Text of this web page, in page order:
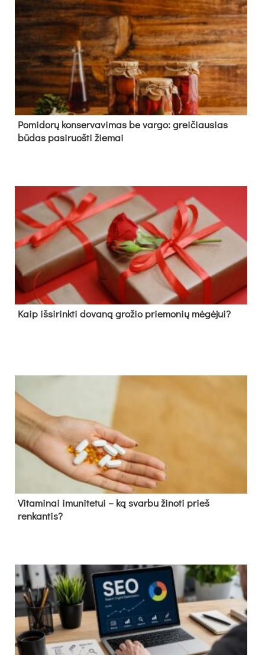
Pomidorų konservavimas be vargo: greičiausias
būdas pasiruošti žiemai
Kaip išsirinkti dovaną grožio priemonių mėgėjui?
Vitaminai imunitetui – ką svarbu žinoti prieš
renkantis?